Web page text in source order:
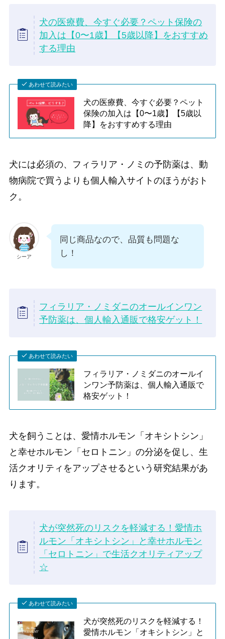
犬の医療費、今すぐ必要？ペット保険の
加入は【0〜1歳】【5歳以降】をおすすめ
する理由
あわせて読みたい
犬の医療費、今すぐ必要？ペット
保険の加入は【0〜1歳】【5歳以
降】をおすすめする理由
犬には必須の、フィラリア・ノミの予防薬は、動
物病院で買うよりも個人輸入サイトのほうがおト
ク。
シーア
同じ商品なので、品質も問題な
し！
フィラリア・ノミダニのオールインワン
予防薬は、個人輸入通販で格安ゲット！
あわせて読みたい
フィラリア・ノミダニのオールイ
ンワン予防薬は、個人輸入通販で
格安ゲット！
犬を飼うことは、愛情ホルモン「オキシトシン」
と幸せホルモン「セロトニン」の分泌を促し、生
活クオリティをアップさせるという研究結果があ
ります。
犬が突然死のリスクを軽減する！愛情ホ
ルモン「オキシトシン」と幸せホルモン
「セロトニン」で生活クオリティアップ
☆
あわせて読みたい
犬が突然死のリスクを軽減する！
愛情ホルモン「オキシトシン」と